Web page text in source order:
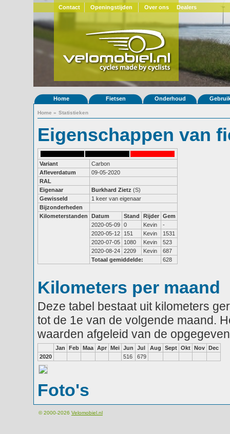
Contact Openingstijden Over ons Dealers
Home Fietsen Onderhoud
Home » Statistieken
Eigenschappen van
Variant
Carbon
Afleverdatum
09-05-2020
RAL
Eigenaar
Burkhard Zietz (S)
Gewisseld
1 keer van eigenaar
Bijzonderheden
Kilometerstanden
Datum Stand Rijder Gem
2020-05-09 0 Kevin
-
2020-05-12
151 Kevin
1531
2020-07-05
1080 Kevin
523
2020-08-24 2209 Kevin
687
Totaal gemiddelde:
628
Kilometers per maand
Deze tabel bestaat uit kilometers
tot de 1e van de volgende maand.
waarden afgeleid van de
Jan Feb Maa Apr Mei Jun Jul Aug Sept Okt Nov Dec
2020
516 679
Foto's
© 2000-2026 Velomobiel.nl